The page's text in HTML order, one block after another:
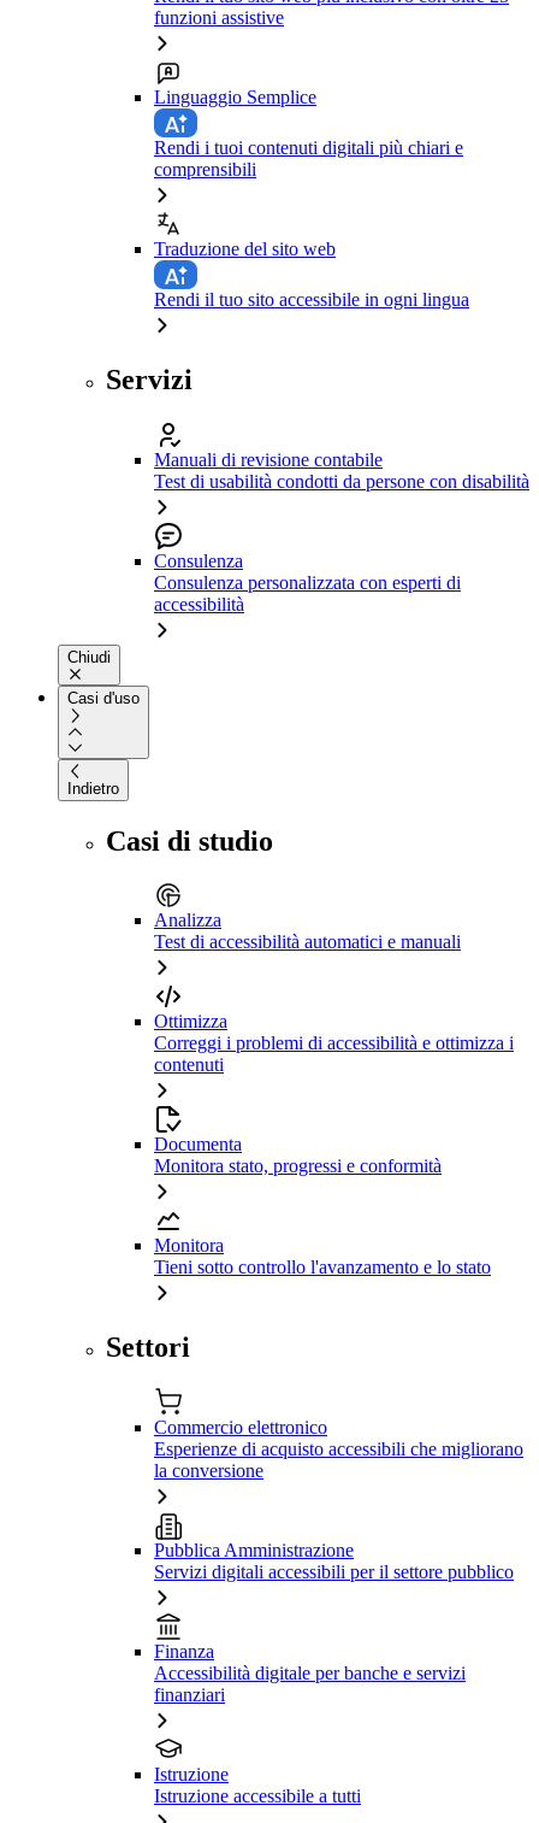
funzioni assistive
Linguaggio Semplice
Rendi i tuoi contenuti digitali più chiari e
comprensibili
Traduzione del sito web
Rendi il tuo sito accessibile in ogni lingua
Servizi
Manuali di revisione contabile
Test di usabilità condotti da persone con disabilità
Consulenza
Consulenza personalizzata con esperti di
accessibilità
Chiudi
Casi d'uso
Indietro
Casi di studio
Analizza
Test di accessibilità automatici e manuali
Ottimizza
Correggi i problemi di accessibilità e ottimizza i
contenuti
Documenta
Monitora stato, progressi e conformità
Monitora
Tieni sotto controllo l'avanzamento e lo stato
Settori
Commercio elettronico
Esperienze di acquisto accessibili che migliorano
la conversione
Pubblica Amministrazione
Servizi digitali accessibili per il settore pubblico
Finanza
Accessibilità digitale per banche e servizi
finanziari
Istruzione
Istruzione accessibile a tutti